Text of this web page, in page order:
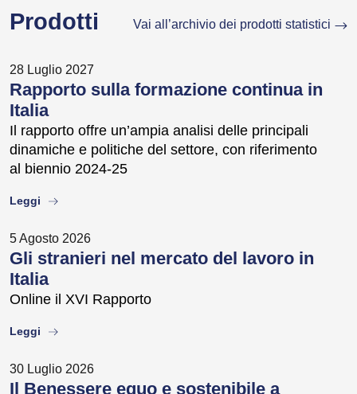
Prodotti Vai all’archivio dei prodotti statistici
28 Luglio 2027
Rapporto sulla formazione continua in
Italia
Il rapporto offre un’ampia analisi delle principali
dinamiche e politiche del settore, con riferimento
al biennio 2024-25
Leggi about
5 Agosto 2026
Gli stranieri nel mercato del lavoro in
Italia
Online il XVI Rapporto
Leggi about
30 Luglio 2026
Il Benessere equo e sostenibile a